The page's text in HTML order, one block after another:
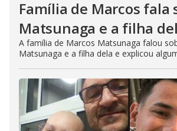
Família de Marcos fala
Matsunaga e a filha
A família de Marcos Matsunaga falou
Matsunaga e a filha dela e explicou